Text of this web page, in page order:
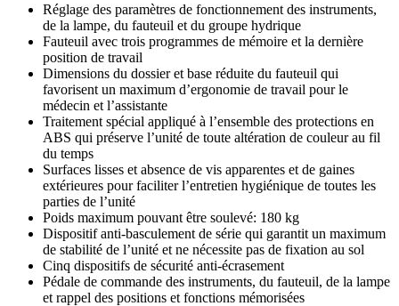
Réglage des paramètres de fonctionnement des instruments,
de la lampe, du fauteuil et du groupe hydrique
Fauteuil avec trois programmes de mémoire et la dernière
position de travail
Dimensions du dossier et base réduite du fauteuil qui
favorisent un maximum d’ergonomie de travail pour le
médecin et l’assistante
Traitement spécial appliqué à l’ensemble des protections en
ABS qui préserve l’unité de toute altération de couleur au fil
du temps
Surfaces lisses et absence de vis apparentes et de gaines
extérieures pour faciliter l’entretien hygiénique de toutes les
parties de l’unité
Poids maximum pouvant être soulevé: 180 kg
Dispositif anti-basculement de série qui garantit un maximum
de stabilité de l’unité et ne nécessite pas de fixation au sol
Cinq dispositifs de sécurité anti-écrasement
Pédale de commande des instruments, du fauteuil, de la lampe
et rappel des positions et fonctions mémorisées